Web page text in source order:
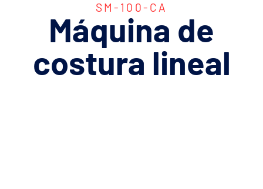
SM-100-CA
Máquina de
costura lineal